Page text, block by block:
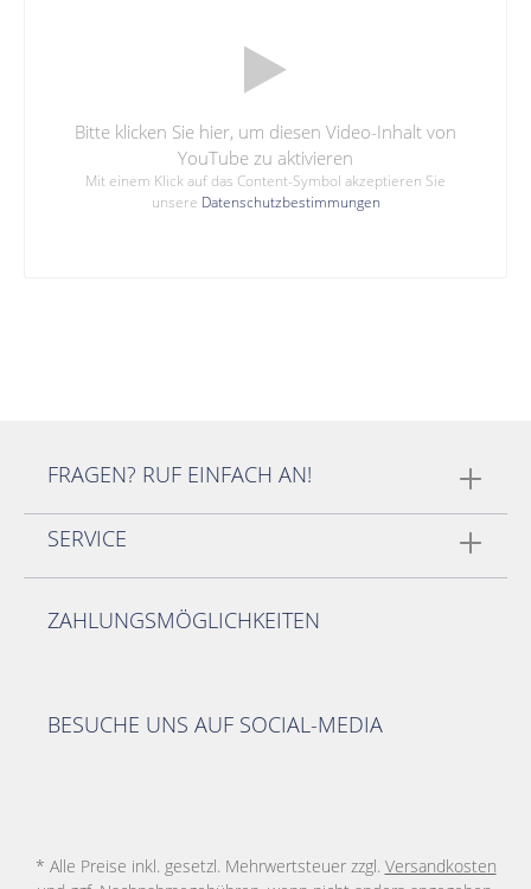
Bitte klicken Sie hier, um diesen Video-Inhalt von
YouTube zu aktivieren
Mit einem Klick auf das Content-Symbol akzeptieren Sie
unsere Datenschutzbestimmungen
FRAGEN? RUF EINFACH AN!
SERVICE
ZAHLUNGSMÖGLICHKEITEN
BESUCHE UNS AUF SOCIAL-MEDIA
* Alle Preise inkl. gesetzl. Mehrwertsteuer zzgl. Versandkosten